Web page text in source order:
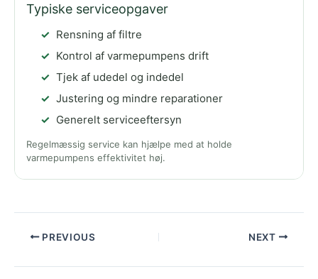
Typiske serviceopgaver
Rensning af filtre
Kontrol af varmepumpens drift
Tjek af udedel og indedel
Justering og mindre reparationer
Generelt serviceeftersyn
Regelmæssig service kan hjælpe med at holde
varmepumpens effektivitet høj.
PREVIOUS NEXT